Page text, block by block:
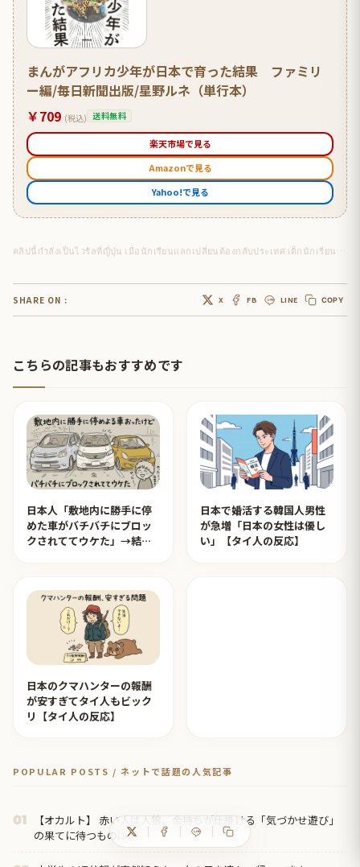
まんがアフリカ少年が日本で育った結果 ファミリ
ー編/毎日新聞出版/星野ルネ（単行本）
￥709 (税込) 送料無料
楽天市場で見る
Amazonで見る
Yahoo!で見る
คลิปนี้กำลังเป็นไวรัลที่ญี่ปุ่น เมื่อนักเรียนแลกเปลี่ยนต้องกลับประเทศ เด็กนักเรียนญี่ปุ่นเลยวิ่งตามรถบัสเพื่อมาบอกลา
SHARE ON : X FB LINE COPY
こちらの記事もおすすめです
日本人「敷地内に勝手に停
めた車がバチバチにブロッ
クされててウケた」→結末
日本で婚活する韓国人男性
が急増「日本の女性は優し
い」【タイ人の反応】
日本のクマハンターの報酬
が安すぎてタイ人もビック
リ【タイ人の反応】
POPULAR POSTS / ネットで話題の人気記事
01
【オカルト】 赤い人は人狼、金持ちが仕掛ける「気づかせ遊び」
の果てに待つものは…